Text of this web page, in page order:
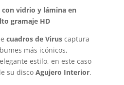
vidrio y lámina en
gramaje HD
cuadros de Viruscaptura
más icónicos,
estilo, en este caso
su disco Agujero Interior.